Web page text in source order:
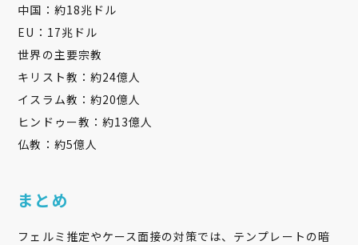
中国：約18兆ドル
EU：17兆ドル
世界の主要宗教
キリスト教：約24億人
イスラム教：約20億人
ヒンドゥー教：約13億人
仏教：約5億人
まとめ
フェルミ推定やケース面接の対策では、テンプレートの暗